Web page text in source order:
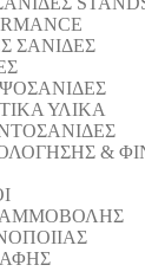
ΣΑΝΙΔΕΣ
ΥΛΙΚΑ
&